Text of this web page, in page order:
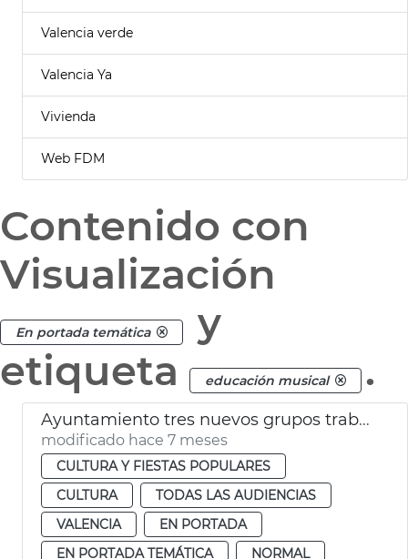
Valencia verde
Valencia Ya
Vivienda
Web FDM
Contenido con
Visualización
En portada temática
y
etiqueta
educación musical .
Ayuntamiento tres nuevos grupos trabajo València Music City
modificado hace 7 meses
CULTURA Y FIESTAS POPULARES
CULTURA
TODAS LAS AUDIENCIAS
VALENCIA
EN PORTADA
EN PORTADA TEMÁTICA
NORMAL